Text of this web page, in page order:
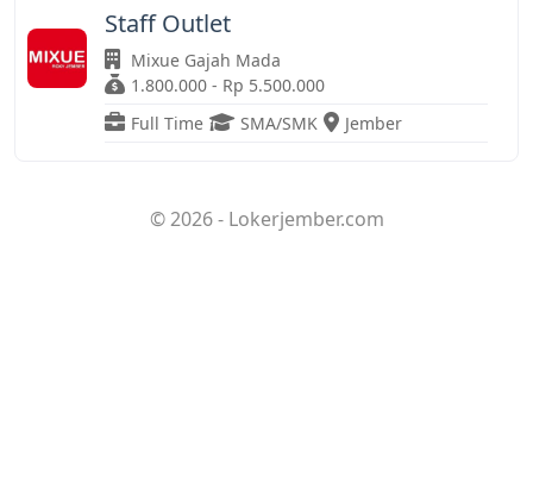
Staff Outlet
Mixue Gajah Mada
1.800.000 - Rp 5.500.000
Full Time
SMA/SMK Jember
© 2026 - Lokerjember.com